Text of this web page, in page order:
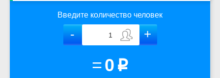
Введите количество человек
=0 p